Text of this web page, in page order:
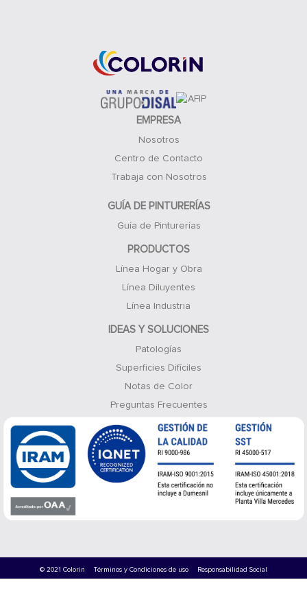
EMPRESA
Nosotros
Centro de Contacto
Trabaja con Nosotros
GUÍA DE PINTURERÍAS
Guía de Pinturerías
PRODUCTOS
Línea Hogar y Obra
Línea Diluyentes
Línea Industria
IDEAS Y SOLUCIONES
Patologías
Superficies Difíciles
Notas de Color
Preguntas Frecuentes
© 2021 Colorin Términos y Condiciones de uso Responsabilidad Social